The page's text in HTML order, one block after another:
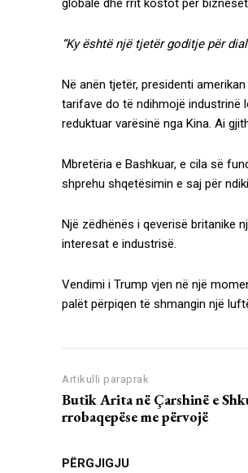
globale dhe rrit kostot për
“Ky është një tjetër goditje për
Në anën tjetër, presidenti
tarifave do të ndihmojë industrinë
reduktuar varësinë nga Kina. Ai
Mbretëria e Bashkuar, e cila së
shprehu shqetësimin e saj për
Një zëdhënës i qeverisë britanike
interesat e industrisë.
Vendimi i Trump vjen në një
palët përpiqen të shmangin një
Artikulli paraprak
Butik Arita në Çarshinë e
rrobaqepëse me përvojë
PËRGJIGJU